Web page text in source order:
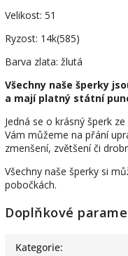
Velikost: 51
Ryzost: 14k(585)
Barva zlata: žlutá
Všechny naše šperky
a mají platný státní
Jedná se o krásný šperk
Vám můžeme na přání
zmenšení, zvětšení či
Všechny naše šperky si
pobočkách.
Doplňkové
Kategorie: